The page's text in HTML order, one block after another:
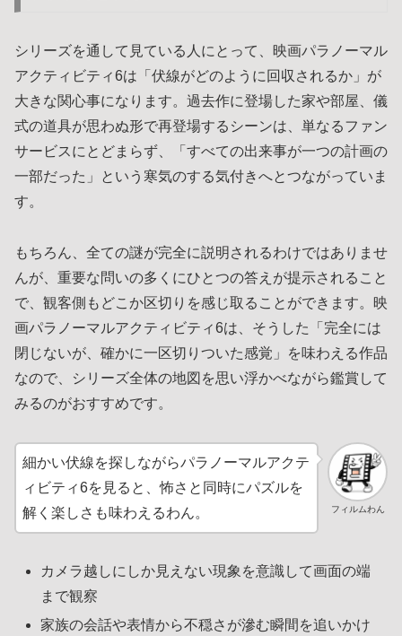
シリーズを通して見ている人にとって、映画パラノーマル
アクティビティ6は「伏線がどのように回収されるか」が
大きな関心事になります。過去作に登場した家や部屋、儀
式の道具が思わぬ形で再登場するシーンは、単なるファン
サービスにとどまらず、「すべての出来事が一つの計画の
一部だった」という寒気のする気付きへとつながっていま
す。
もちろん、全ての謎が完全に説明されるわけではありませ
んが、重要な問いの多くにひとつの答えが提示されること
で、観客側もどこか区切りを感じ取ることができます。映
画パラノーマルアクティビティ6は、そうした「完全には
閉じないが、確かに一区切りついた感覚」を味わえる作品
なので、シリーズ全体の地図を思い浮かべながら鑑賞して
みるのがおすすめです。
フィルムわん
細かい伏線を探しながらパラノーマルアクテ
ィビティ6を見ると、怖さと同時にパズルを
解く楽しさも味わえるわん。
カメラ越しにしか見えない現象を意識して画面の端
まで観察
家族の会話や表情から不穏さが滲む瞬間を追いかけ